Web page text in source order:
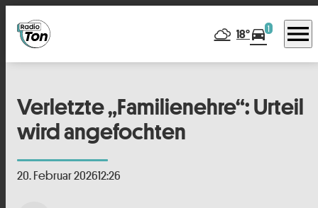
18°directions_car1 menu
Verletzte „Familienehre“: Urteil
wird angefochten
20. Februar 202612:26